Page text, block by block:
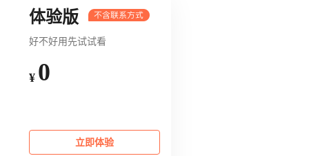
体验版
好不好用先试试看
¥ 0
立即体验